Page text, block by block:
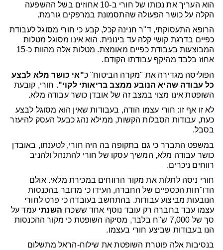
הוא העריך את נכותו של חורי ב-10 אחוזים בשל ההשפעה
הקלה על כושר הפעולה שהתסמונת במרפקים גורמת.
הרופא התעסוקתי, ד"ר חנינה קכל, קבע כי חורי מסוגל לעבודת
כפיים בדרגת קושי קלה עד בינונית. הוא אינו מסוגל מטלות
המבוצעות בעבודת כפיים מאומצת. מטלות אלה מהוות כ-15
אחוז בלבד מהיקף עבודתו הקודם.
הפוליסה מגדירה את "מקרה הביטוח" כ"אי כושר מלא לבצע
כל עבודה שהיא הנובע ממצב בריאותי לקוי". חורי, קובעת
השופטת אינו מצוי במצב זה של אובדן כושר עבודה מלא.
לא זו אף זו: חורי עצמו הודה, בעבודות שאין הוא מסוגל לבצע
כעת, עבודות הסבלות הקשות, ממילא נהג כבעל העסק להיעזר
בסבל.
במשפט התברר כי גם בתקופה בה היה חורי, לטענתו, באובדן
כושר עבודה מלא, המשיך עסקו של חורי להתנהל ולהניב
רווחים ניכרים.
חורי ניסה לתלות את מקור הרווחים במכירת מלאי. אולם
הדו"חות הכספיים של החברה, העידו כי מדובר בהכנסות
הנובעות מביצוע עבודות. בהתחשב בעובדה כי פרט לחורי
עצמו עבד בחברה רק עובד נוסף אחד ששכרו השנתי עמד על
סך של 7,000 ש"ח בלבד, מסיקה השופטת כי מקור ההכנסות
הנו בעבודות שביצע חורי בעצמו.
בנסיבות אלה פוטרת השופטת את שילוח-הראל מתשלום